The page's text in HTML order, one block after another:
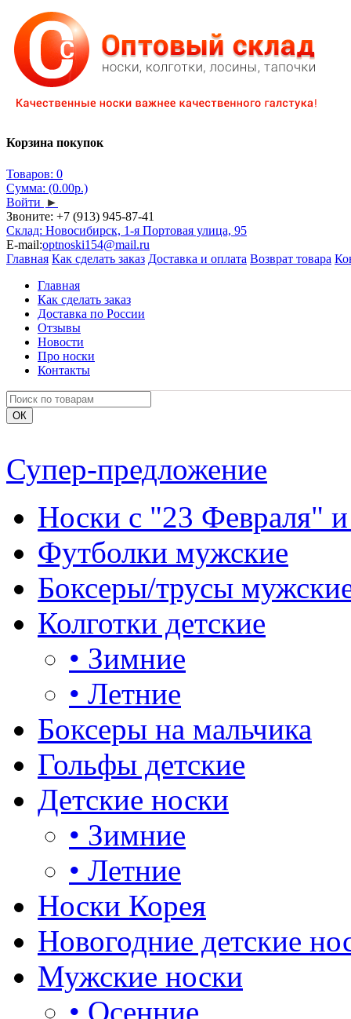
Корзина покупок
Товаров: 0
Сумма: (0.00р.)
Войти ►
Звоните: +7 (913) 945-87-41
Склад: Новосибирск, 1-я Портовая улица, 95
E-mail:optnoski154@mail.ru
Главная Как сделать заказ Доставка и оплата Возврат товара
Главная
Как сделать заказ
Доставка по России
Отзывы
Новости
Про носки
Контакты
Супер-предложение
Носки с "23 Февраля"
Футболки мужские
Боксеры/трусы
Колготки детские
• Зимние
• Летние
Боксеры на мальчика
Гольфы детские
Детские носки
• Зимние
• Летние
Носки Корея
Новогодние детские
Мужские носки
• Осенние